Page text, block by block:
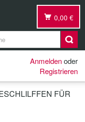
0,00 €
Anmeldenoder
Registrieren
FÜR